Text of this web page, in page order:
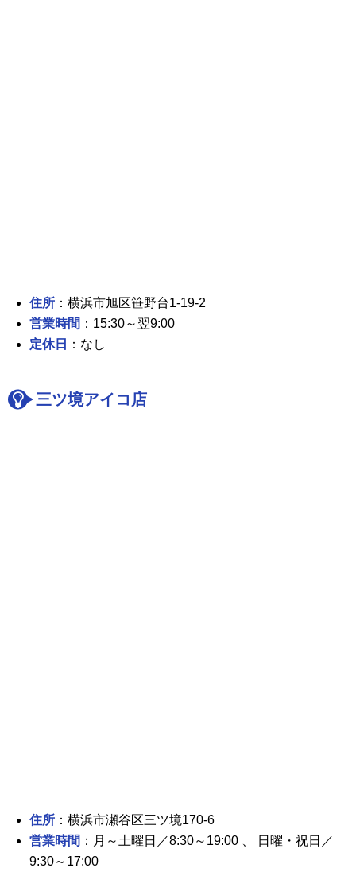
住所 ：横浜市旭区笹野台1-19-2
営業時間 ：15:30～翌9:00
定休日
：なし
三ツ境アイコ店
住所 ：横浜市瀬谷区三ツ境170-6
営業時間 ：月～土曜日／8:30～19:00 、 日曜・祝日／
9:30～17:00